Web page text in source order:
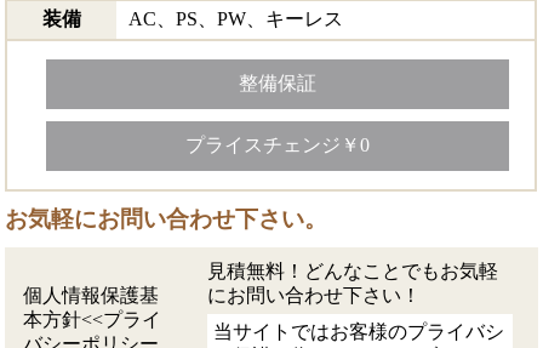
装備
AC、PS、PW、キーレス
整備保証
プライスチェンジ￥0
お気軽にお問い合わせ下さい。
個人情報保護基
本方針<<プライ
バシーポリシー
見積無料！どんなことでもお気軽
にお問い合わせ下さい！
当サイトではお客様のプライバシ